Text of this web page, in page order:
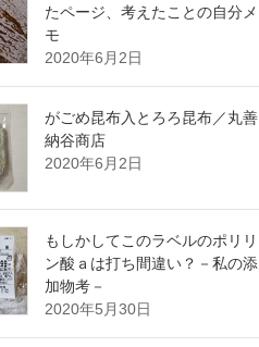
たページ、考えたことの自分メ
モ
2020年6月2日
がごめ昆布入とろろ昆布／丸善
納谷商店
2020年6月2日
もしかしてこのラベルのポリリ
ン酸ａは打ち間違い？－私の添
加物考－
2020年5月30日